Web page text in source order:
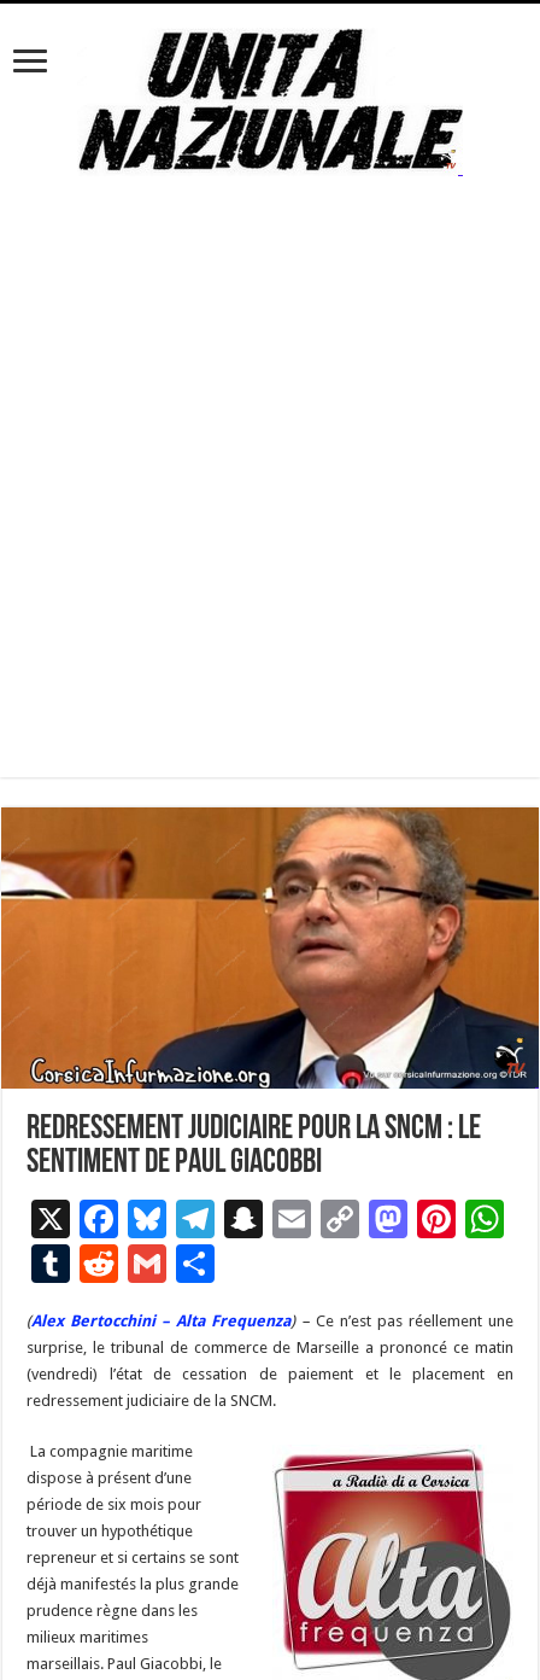
Redressement judiciaire pour la SNCM : le
sentiment de Paul Giacobbi
X
F
ac
e
b
o
o
k
Bl
u
es
ky
T
gr
a
m
S
p
c
h
at
E
l
C
y
Li
k
M
d
o
Pi
es
t
p
T
u
m
bl
r
R
e
d
di
t
G
m
ai
l
ar
ta
g
er
(Alex Bertocchini – Alta Frequenza) – Ce n’est pas réellement une
surprise, le tribunal de commerce de Marseille a prononcé ce matin
(vendredi) l’état de cessation de paiement et le placement en
redressement judiciaire de la SNCM.
La compagnie maritime
dispose à présent d’une
période de six mois pour
trouver un hypothétique
repreneur et si certains se sont
déjà manifestés la plus grande
prudence règne dans les
milieux maritimes
marseillais. Paul Giacobbi, le